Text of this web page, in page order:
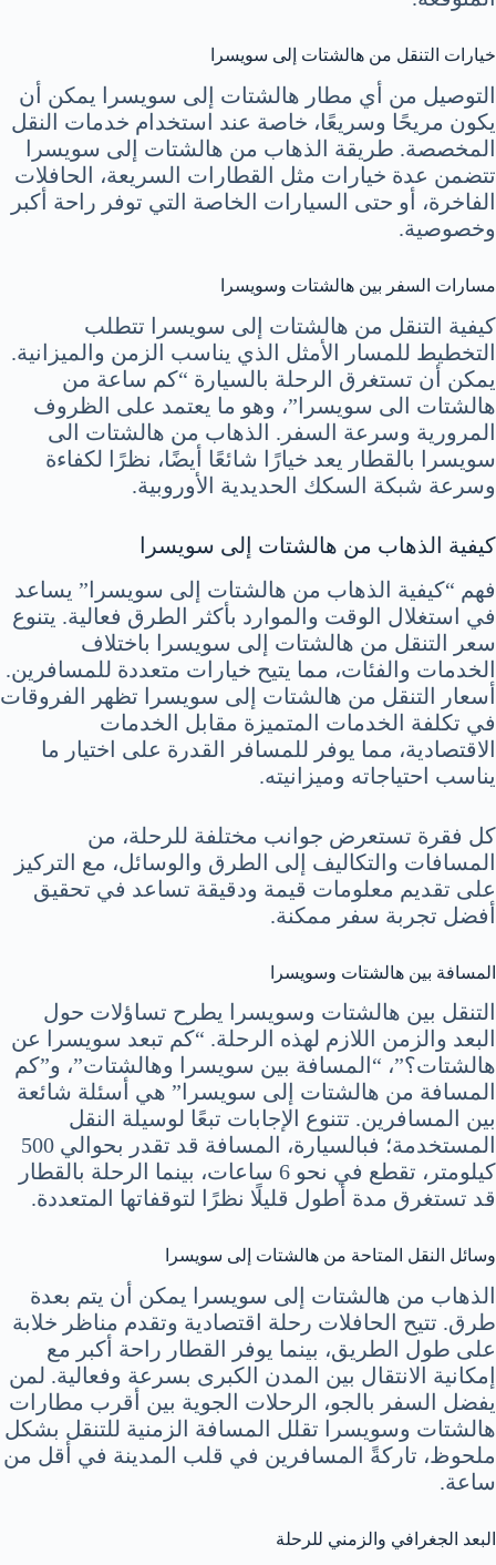
خيارات التنقل من هالشتات إلى سويسرا
التوصيل من أي مطار هالشتات إلى سويسرا يمكن أن
يكون مريحًا وسريعًا، خاصة عند استخدام خدمات النقل
المخصصة. طريقة الذهاب من هالشتات إلى سويسرا
تتضمن عدة خيارات مثل القطارات السريعة، الحافلات
الفاخرة، أو حتى السيارات الخاصة التي توفر راحة أكبر
وخصوصية.
مسارات السفر بين هالشتات وسويسرا
كيفية التنقل من هالشتات إلى سويسرا تتطلب
التخطيط للمسار الأمثل الذي يناسب الزمن والميزانية.
يمكن أن تستغرق الرحلة بالسيارة “كم ساعة من
هالشتات الى سويسرا”، وهو ما يعتمد على الظروف
المرورية وسرعة السفر. الذهاب من هالشتات الى
سويسرا بالقطار يعد خيارًا شائعًا أيضًا، نظرًا لكفاءة
وسرعة شبكة السكك الحديدية الأوروبية.
كيفية الذهاب من هالشتات إلى سويسرا
فهم “كيفية الذهاب من هالشتات إلى سويسرا” يساعد
في استغلال الوقت والموارد بأكثر الطرق فعالية. يتنوع
سعر التنقل من هالشتات إلى سويسرا باختلاف
الخدمات والفئات، مما يتيح خيارات متعددة للمسافرين.
أسعار التنقل من هالشتات إلى سويسرا تظهر الفروقات
في تكلفة الخدمات المتميزة مقابل الخدمات
الاقتصادية، مما يوفر للمسافر القدرة على اختيار ما
يناسب احتياجاته وميزانيته.
كل فقرة تستعرض جوانب مختلفة للرحلة، من
المسافات والتكاليف إلى الطرق والوسائل، مع التركيز
على تقديم معلومات قيمة ودقيقة تساعد في تحقيق
أفضل تجربة سفر ممكنة.
المسافة بين هالشتات وسويسرا
التنقل بين هالشتات وسويسرا يطرح تساؤلات حول
البعد والزمن اللازم لهذه الرحلة. “كم تبعد سويسرا عن
هالشتات؟”، “المسافة بين سويسرا وهالشتات”، و”كم
المسافة من هالشتات إلى سويسرا” هي أسئلة شائعة
بين المسافرين. تتنوع الإجابات تبعًا لوسيلة النقل
المستخدمة؛ فبالسيارة، المسافة قد تقدر بحوالي 500
كيلومتر، تقطع في نحو 6 ساعات، بينما الرحلة بالقطار
قد تستغرق مدة أطول قليلًا نظرًا لتوقفاتها المتعددة.
وسائل النقل المتاحة من هالشتات إلى سويسرا
الذهاب من هالشتات إلى سويسرا يمكن أن يتم بعدة
طرق. تتيح الحافلات رحلة اقتصادية وتقدم مناظر خلابة
على طول الطريق، بينما يوفر القطار راحة أكبر مع
إمكانية الانتقال بين المدن الكبرى بسرعة وفعالية. لمن
يفضل السفر بالجو، الرحلات الجوية بين أقرب مطارات
هالشتات وسويسرا تقلل المسافة الزمنية للتنقل بشكل
ملحوظ، تاركةً المسافرين في قلب المدينة في أقل من
ساعة.
البعد الجغرافي والزمني للرحلة